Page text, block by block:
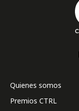
Quienes somos
Premios CTRL